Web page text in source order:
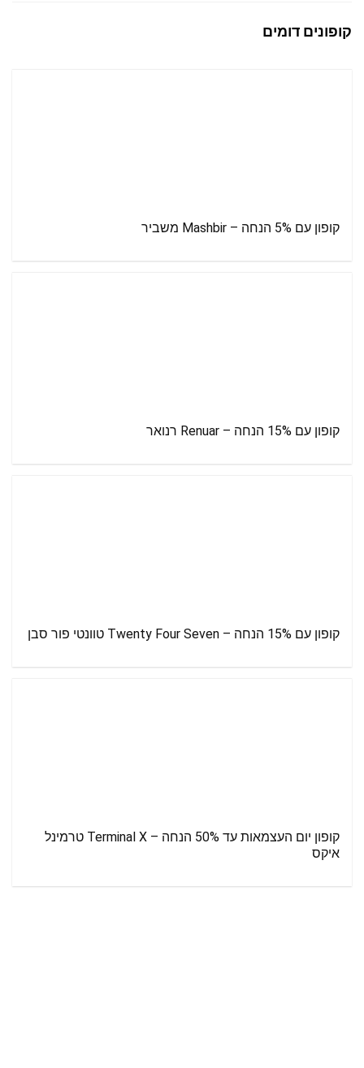
קופונים דומים
קופון עם 5% הנחה – Mashbir משביר
קופון עם 15% הנחה – Renuar רנואר
קופון עם 15% הנחה – Twenty Four Seven טוונטי פור סבן
קופון יום העצמאות עד 50% הנחה – Terminal X טרמינל
איקס